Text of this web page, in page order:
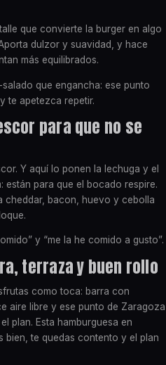
que convierte la burger en algo
dulzor y suavidad, y hace
más equilibrados.
que engancha: ese punto
te apetezca repetir.
para que no se
Y aquí lo ponen la lechuga y el
están para que el bocado respire.
cheddar, bacon, huevo y cebolla
y “me la he comido a gusto”.
terraza y buen rollo
como toca: barra con
aire libre y ese punto de Zaragoza
plan. Esta hamburguesa en
te quedas contento y el plan